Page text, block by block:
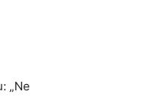
„Ne